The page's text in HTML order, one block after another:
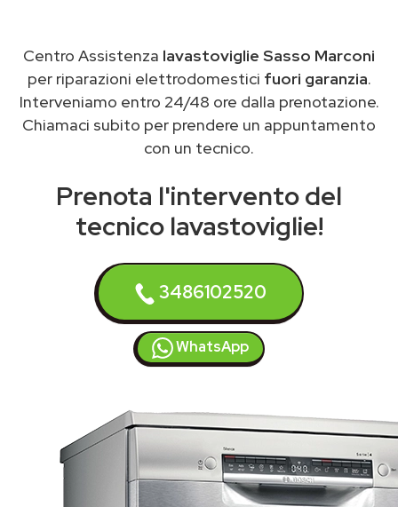
Centro Assistenza lavastoviglie Sasso Marconi
per riparazioni elettrodomestici fuori garanzia.
Interveniamo entro 24/48 ore dalla prenotazione.
Chiamaci subito per prendere un appuntamento
con un tecnico.
Prenota l'intervento del
tecnico lavastoviglie!
3486102520
WhatsApp